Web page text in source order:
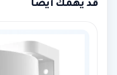
قد يهمك أيضاً